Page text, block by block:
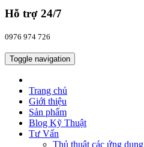
Hỗ trợ 24/7
0976 974 726
Toggle navigation
Trang chủ
Giới thiệu
Sản phẩm
Blog Kỹ Thuật
Tư Vấn
Thủ thuật các ứng dụng